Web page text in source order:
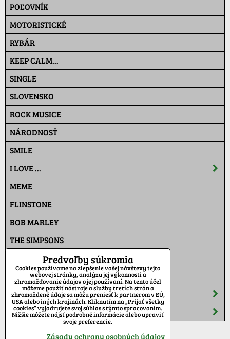
POĽOVNÍK
MOTORISTICKÉ
RYBÁR
KEEP CALM...
SINGLE
SLOVENSKO
ROCK MUSICE
NÁRODNOSŤ
SMILE
I LOVE ...
MEME
FLINSTONE
BOB MARLEY
THE SIMPSONS
PAT A MAT
MASKÁČ
ŠILTOVKY
TEPLÁKY
Predvoľby súkromia
Cookies používame na zlepšenie vašej návštevy tejto
webovej stránky, analýzu jej výkonnosti a
zhromažďovanie údajov o jej používaní. Na tento účel
môžeme použiť nástroje a služby tretích strán a
zhromaždené údaje sa môžu preniesť k partnerom v EÚ,
USA alebo iných krajinách. Kliknutím na „Prijať všetky
cookies“ vyjadrujete svoj súhlas s týmto spracovaním.
Nižšie môžete nájsť podrobné informácie alebo upraviť
svoje preferencie.
Zásady ochrany osobných údajov